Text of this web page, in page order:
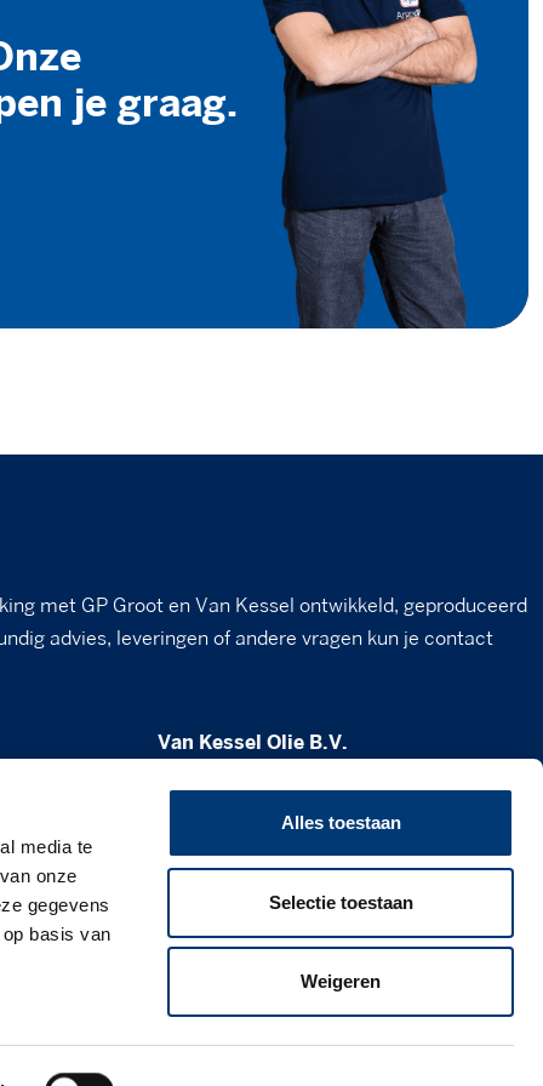
media te
onze
gegevens
basis van
Alles toestaan
Selectie toestaan
Weigeren
je graag.
met GP Groot en Van Kessel ontwikkeld, geproduceerd
advies, leveringen of andere vragen kun je contact
Van Kessel Olie B.V.
verkoop@vankesselolie.nl
0492 - 34 12 21